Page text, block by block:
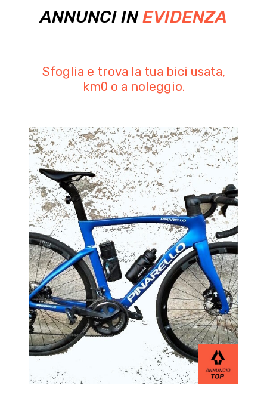
ANNUNCI INEVIDENZA
Sfoglia e trova la tua bici usata,
km0 o a noleggio.